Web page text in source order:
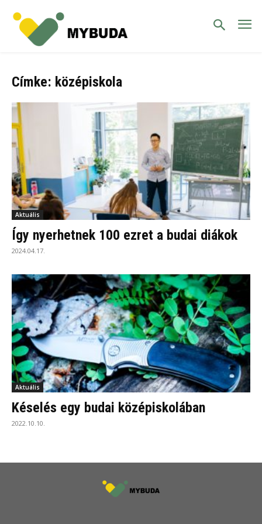
Címke: középiskola
Aktuális
Így nyerhetnek 100 ezret a budai diákok
2024.04.17.
Aktuális
Késelés egy budai középiskolában
2022.10.10.